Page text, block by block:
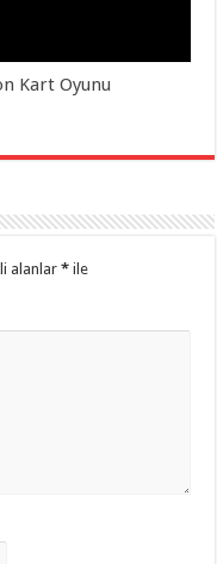
Kart Oyunu
alanlar* ile